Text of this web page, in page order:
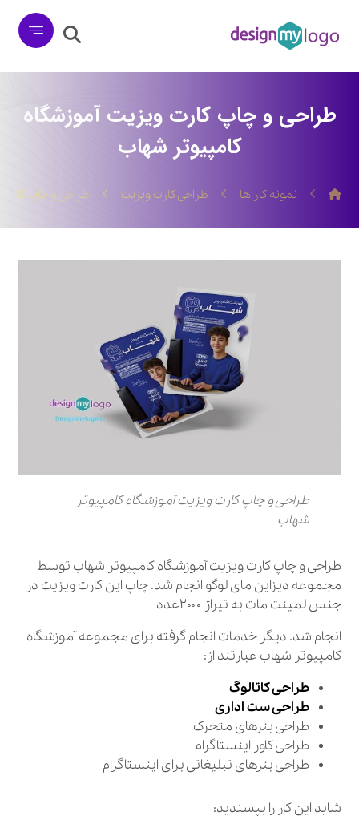
طراحی و چاپ کارت ویزیت آموزشگاه
کامپیوتر شهاب
نمونه کار ها طراحی کارت ویزیت طراحی و چاپ کارت
طراحی و چاپ کارت ویزیت آموزشگاه کامپیوتر
شهاب
طراحی و چاپ کارت ویزیت آموزشگاه کامپیوتر شهاب توسط
مجموعه دیزاین مای لوگو انجام شد. چاپ این کارت ویزیت در
جنس لمینت مات به تیراژ ۲۰۰۰عدد
انجام شد. دیگر خدمات انجام گرفته برای مجموعه آموزشگاه
کامپیوتر شهاب عبارتند از:
طراحی کاتالوگ
طراحی ست اداری
طراحی بنرهای متحرک
طراحی کاور اینستاگرام
طراحی بنرهای تبلیغاتی برای اینستاگرام
شاید این کار را بپسندید: